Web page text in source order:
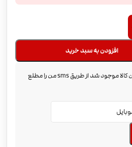
افزودن به سبد خرید
هر بار این کالا موجود شد از طریق sms من را مطلع